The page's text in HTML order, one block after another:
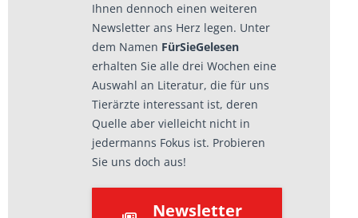
Ihnen dennoch einen weiteren
Newsletter ans Herz legen. Unter
dem Namen FürSieGelesen
erhalten Sie alle drei Wochen eine
Auswahl an Literatur, die für uns
Tierärzte interessant ist, deren
Quelle aber vielleicht nicht in
jedermanns Fokus ist. Probieren
Sie uns doch aus!
Newsletter